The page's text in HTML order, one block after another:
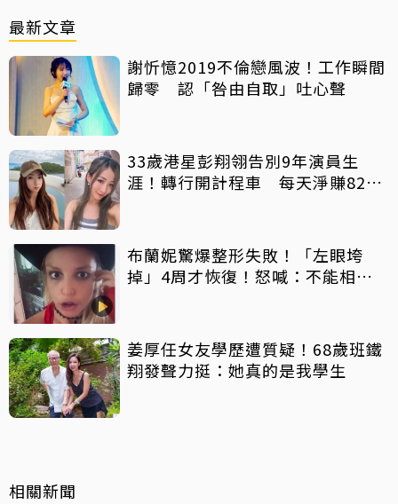
最新文章
謝忻憶2019不倫戀風波！工作瞬間
歸零 認「咎由自取」吐心聲
33歲港星彭翔翎告別9年演員生
涯！轉行開計程車 每天淨賺8200
布蘭妮驚爆整形失敗！「左眼垮
掉」4周才恢復！怒喊：不能相信
姜厚任女友學歷遭質疑！68歲班鐵
翔發聲力挺：她真的是我學生
相關新聞